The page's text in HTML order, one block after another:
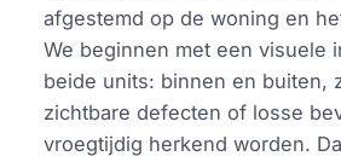
afgestemd op de woning en
We beginnen met een visuele
beide units: binnen en buiten,
zichtbare defecten of losse
vroegtijdig herkend worden.